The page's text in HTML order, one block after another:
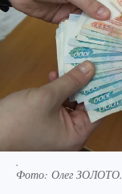
.
Фото: Олег ЗОЛОТО.